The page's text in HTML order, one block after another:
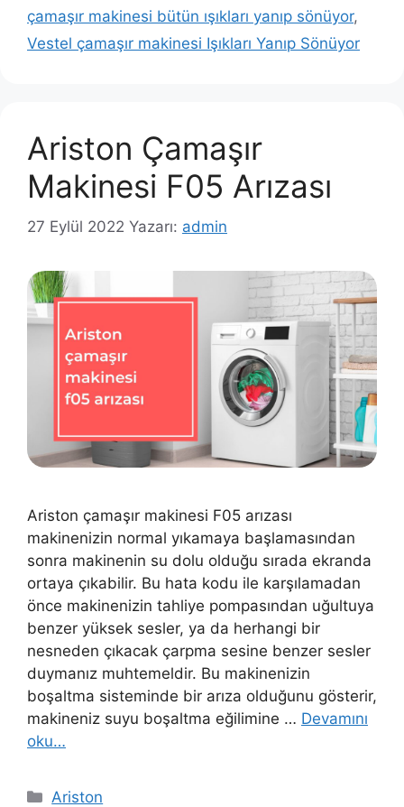
çamaşır makinesi bütün ışıkları yanıp sönüyor,
Vestel çamaşır makinesi Işıkları Yanıp Sönüyor
Ariston Çamaşır
Makinesi F05 Arızası
27 Eylül 2022 Yazarı: admin
Ariston çamaşır makinesi F05 arızası
makinenizin normal yıkamaya başlamasından
sonra makinenin su dolu olduğu sırada ekranda
ortaya çıkabilir. Bu hata kodu ile karşılamadan
önce makinenizin tahliye pompasından uğultuya
benzer yüksek sesler, ya da herhangi bir
nesneden çıkacak çarpma sesine benzer sesler
duymanız muhtemeldir. Bu makinenizin
boşaltma sisteminde bir arıza olduğunu gösterir,
makineniz suyu boşaltma eğilimine … Devamını
oku…
Kategoriler
Ariston